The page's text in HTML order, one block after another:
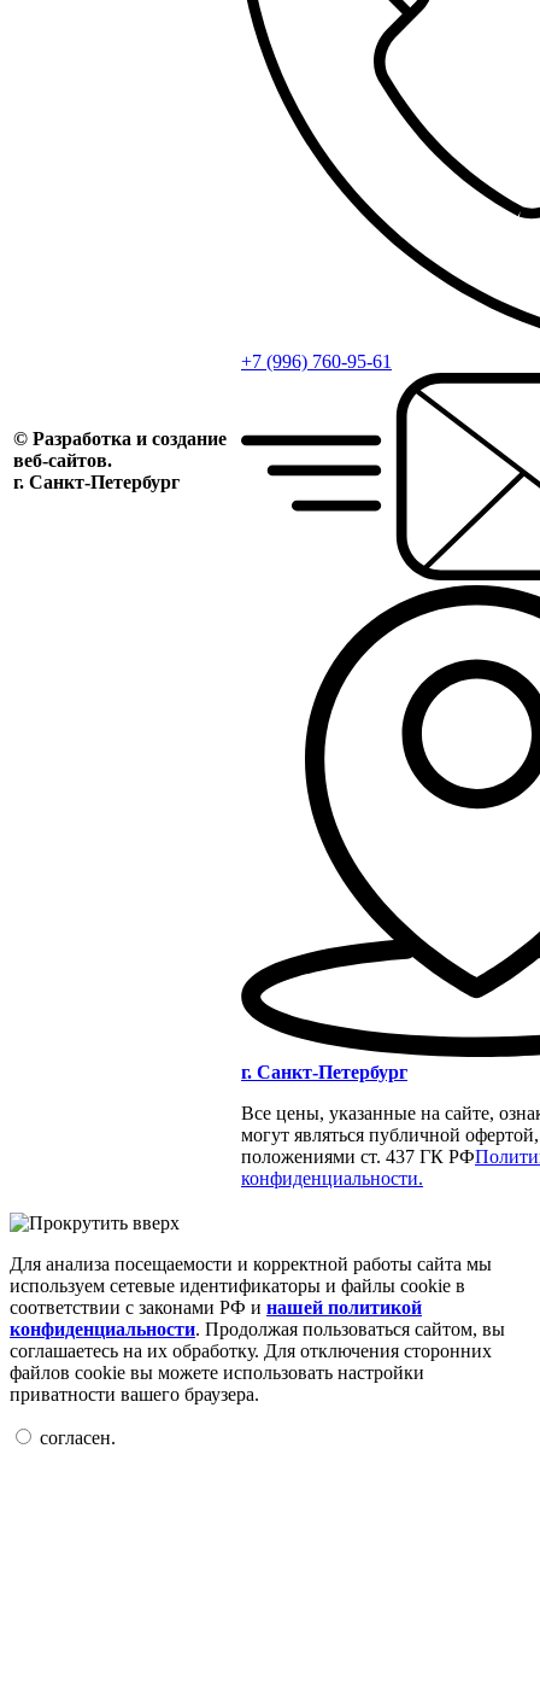
© Разработка и создание
веб-сайтов.
г. Санкт-Петербург
+7 (996) 760-95-61
г. Санкт-Петербург
Все цены, указанные на сайте,
могут являться публичной
положениями ст. 437 ГК РФ
конфиденциальности.
Для анализа посещаемости и корректной работы сайта мы
используем сетевые идентификаторы и файлы cookie в
соответствии с законами РФ и нашей политикой
конфиденциальности. Продолжая пользоваться сайтом, вы
соглашаетесь на их обработку. Для отключения сторонних
файлов cookie вы можете использовать настройки
приватности вашего браузера.
согласен.